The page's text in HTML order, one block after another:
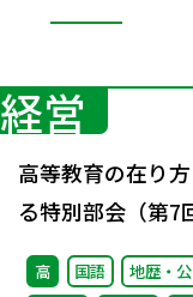
営
高等教育の在り
る特別部会（第7
付資料
高 国語
地歴・